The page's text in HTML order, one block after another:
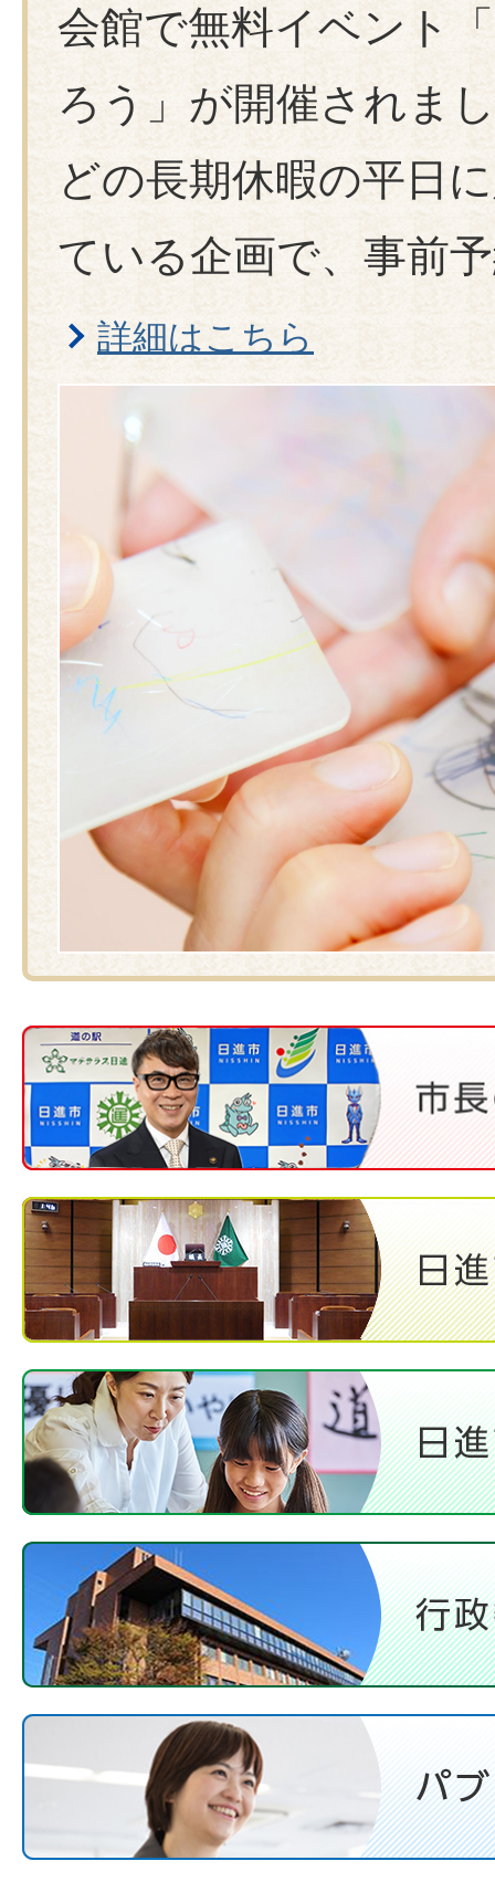
「ひよっこひろば」(相野山福祉
08月06日
教育委員会の開催について（令
08月05日
2026年7月17日 南部福祉会館「
題
会館で無料イベント
ろう」が開催されま
どの長期休暇の平日
ている企画で、事前
詳細はこちら